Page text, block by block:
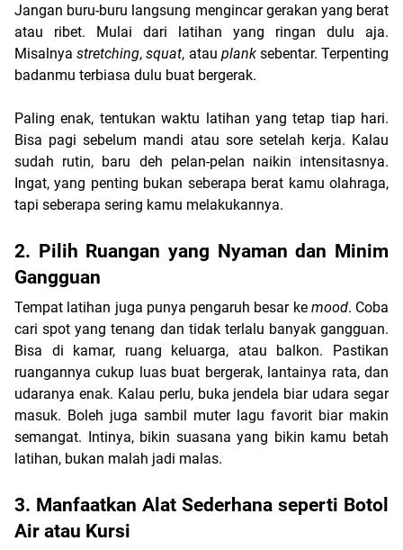
Jangan buru-buru langsung mengincar gerakan yang berat
atau ribet. Mulai dari latihan yang ringan dulu aja.
Misalnya stretching, squat, atau plank sebentar. Terpenting
badanmu terbiasa dulu buat bergerak.
Paling enak, tentukan waktu latihan yang tetap tiap hari.
Bisa pagi sebelum mandi atau sore setelah kerja. Kalau
sudah rutin, baru deh pelan-pelan naikin intensitasnya.
Ingat, yang penting bukan seberapa berat kamu olahraga,
tapi seberapa sering kamu melakukannya.
2. Pilih Ruangan yang Nyaman dan Minim
Gangguan
Tempat latihan juga punya pengaruh besar ke mood. Coba
cari spot yang tenang dan tidak terlalu banyak gangguan.
Bisa di kamar, ruang keluarga, atau balkon. Pastikan
ruangannya cukup luas buat bergerak, lantainya rata, dan
udaranya enak. Kalau perlu, buka jendela biar udara segar
masuk. Boleh juga sambil muter lagu favorit biar makin
semangat. Intinya, bikin suasana yang bikin kamu betah
latihan, bukan malah jadi malas.
3. Manfaatkan Alat Sederhana seperti Botol
Air atau Kursi